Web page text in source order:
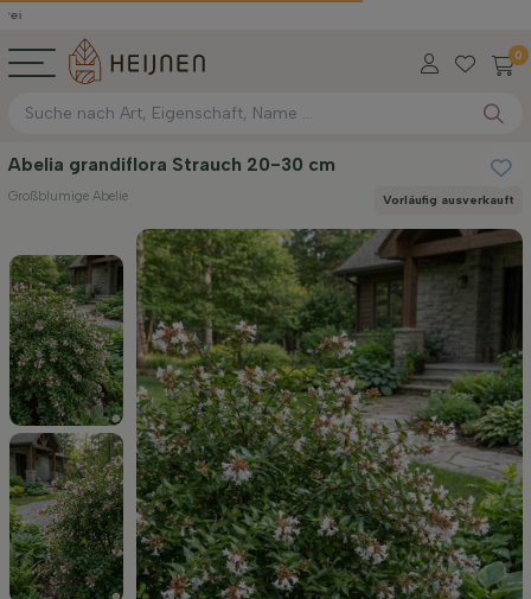
0
Abelia grandiflora Strauch 20-30 cm
Großblumige Abelie Vorläufig ausverkauft